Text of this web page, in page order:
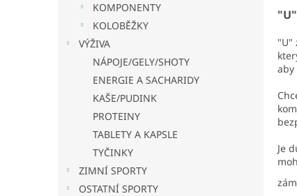
KOMPONENTY
KOLOBĚŽKY
VÝŽIVA
NÁPOJE/GELY/SHOTY
ENERGIE A SACHARIDY
KAŠE/PUDINK
PROTEINY
TABLETY A KAPSLE
TYČINKY
ZIMNÍ SPORTY
OSTATNÍ SPORTY
"U"
aby
Je